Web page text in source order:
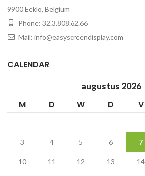
9900 Eeklo, Belgium
Phone: 32.3.808.62.66
Mail: info@easyscreendisplay.com
CALENDAR
augustus 2026
M D W D V
3 4 5 6 7
10 11 12 13 14